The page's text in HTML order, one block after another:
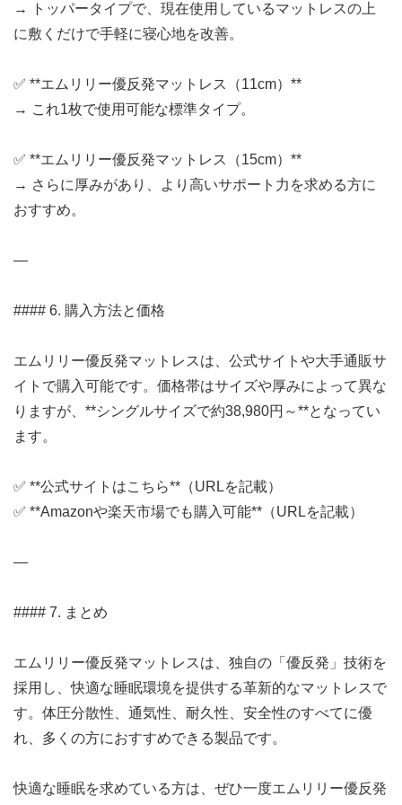
→ トッパータイプで、現在使用しているマットレスの上
に敷くだけで手軽に寝心地を改善。
✅ **エムリリー優反発マットレス（11cm）**
→ これ1枚で使用可能な標準タイプ。
✅ **エムリリー優反発マットレス（15cm）**
→ さらに厚みがあり、より高いサポート力を求める方に
おすすめ。
—
#### 6. 購入方法と価格
エムリリー優反発マットレスは、公式サイトや大手通販サ
イトで購入可能です。価格帯はサイズや厚みによって異な
りますが、**シングルサイズで約38,980円～**となってい
ます。
✅ **公式サイトはこちら**（URLを記載）
✅ **Amazonや楽天市場でも購入可能**（URLを記載）
—
#### 7. まとめ
エムリリー優反発マットレスは、独自の「優反発」技術を
採用し、快適な睡眠環境を提供する革新的なマットレスで
す。体圧分散性、通気性、耐久性、安全性のすべてに優
れ、多くの方におすすめできる製品です。
快適な睡眠を求めている方は、ぜひ一度エムリリー優反発